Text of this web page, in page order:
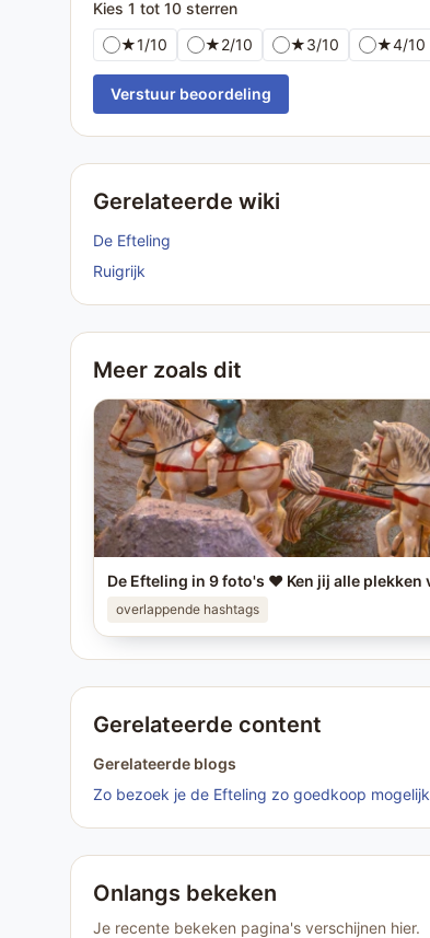
Kies 1 tot 10 sterren
★1/10 ★2/10 ★3/10 ★4/10
Verstuur beoordeling
Gerelateerde wiki
De Efteling
Ruigrijk
Meer zoals dit
overlappende hashtags
Gerelateerde content
Gerelateerde blogs
Zo bezoek je de Efteling zo goedkoop mogelijk
Onlangs bekeken
Je recente bekeken pagina's verschijnen hier.